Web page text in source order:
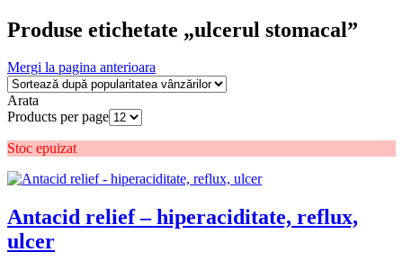
Produse etichetate „ulcerul stomacal”
Mergi la pagina anterioara
Arata
Products per page
Stoc epuizat
Antacid relief – hiperaciditate, reflux,
ulcer